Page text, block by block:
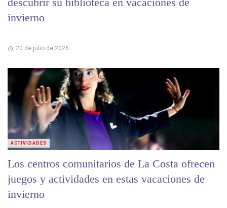
invierno
20 de julio de 2026
Los centros comunitarios de La Costa ofrecen
juegos y actividades en estas vacaciones de
invierno
ACTIVIDADES